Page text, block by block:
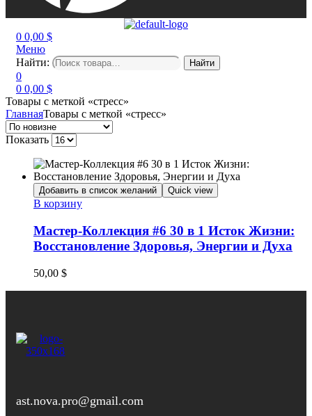
0 0,00 $
Меню
Найти:
Найти
0
0 0,00 $
Товары с меткой «стресс»
ГлавнаяТовары с меткой «стресс»
Показать
Добавить в список желаний Quick view
В корзину
Мастер-Коллекция #6 30 в 1 Исток Жизни:
Восстановление Здоровья, Энергии и Духа
50,00 $
ast.nova.pro@gmail.com